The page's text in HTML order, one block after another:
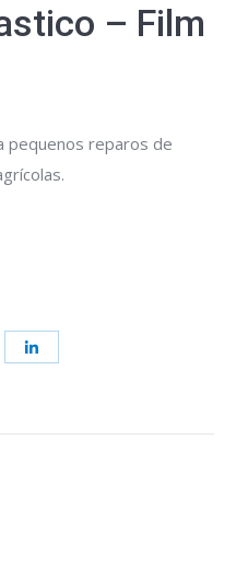
– Film
pequenos reparos de